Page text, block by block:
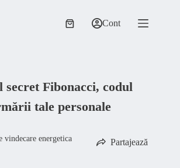
Coș
Cont
secret Fibonacci, codul
tale personale
vindecare energetica Partajează